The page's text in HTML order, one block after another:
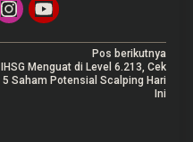
Pos berikutnya
IHSG Menguat di Level 6.213, Cek
5 Saham Potensial Scalping Hari
Ini